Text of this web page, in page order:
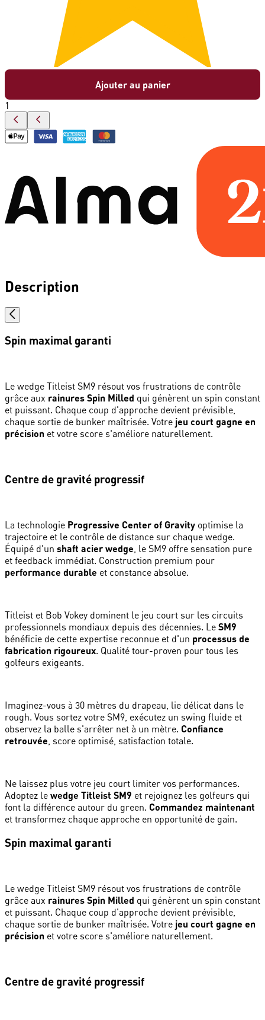
Ajouter au panier
1
Description
Spin maximal garanti
Le wedge Titleist SM9 résout vos frustrations de contrôle
grâce aux rainures Spin Milled qui génèrent un spin constant
et puissant. Chaque coup d'approche devient prévisible,
chaque sortie de bunker maîtrisée. Votre jeu court gagne en
précision et votre score s'améliore naturellement.
Centre de gravité progressif
La technologie Progressive Center of Gravity optimise la
trajectoire et le contrôle de distance sur chaque wedge.
Équipé d'un shaft acier wedge , le SM9 offre sensation pure
et feedback immédiat. Construction premium pour
performance durable et constance absolue.
Titleist et Bob Vokey dominent le jeu court sur les circuits
professionnels mondiaux depuis des décennies. Le SM9
bénéficie de cette expertise reconnue et d'un processus de
fabrication rigoureux. Qualité tour-proven pour tous les
golfeurs exigeants.
Imaginez-vous à 30 mètres du drapeau, lie délicat dans le
rough. Vous sortez votre SM9, exécutez un swing fluide et
observez la balle s'arrêter net à un mètre. Confiance
retrouvée , score optimisé, satisfaction totale.
Ne laissez plus votre jeu court limiter vos performances.
Adoptez le wedge Titleist SM9 et rejoignez les golfeurs qui
font la différence autour du green. Commandez maintenant
et transformez chaque approche en opportunité de gain.
Spin maximal garanti
Le wedge Titleist SM9 résout vos frustrations de contrôle
grâce aux rainures Spin Milled qui génèrent un spin constant
et puissant. Chaque coup d'approche devient prévisible,
chaque sortie de bunker maîtrisée. Votre jeu court gagne en
précision et votre score s'améliore naturellement.
Centre de gravité progressif